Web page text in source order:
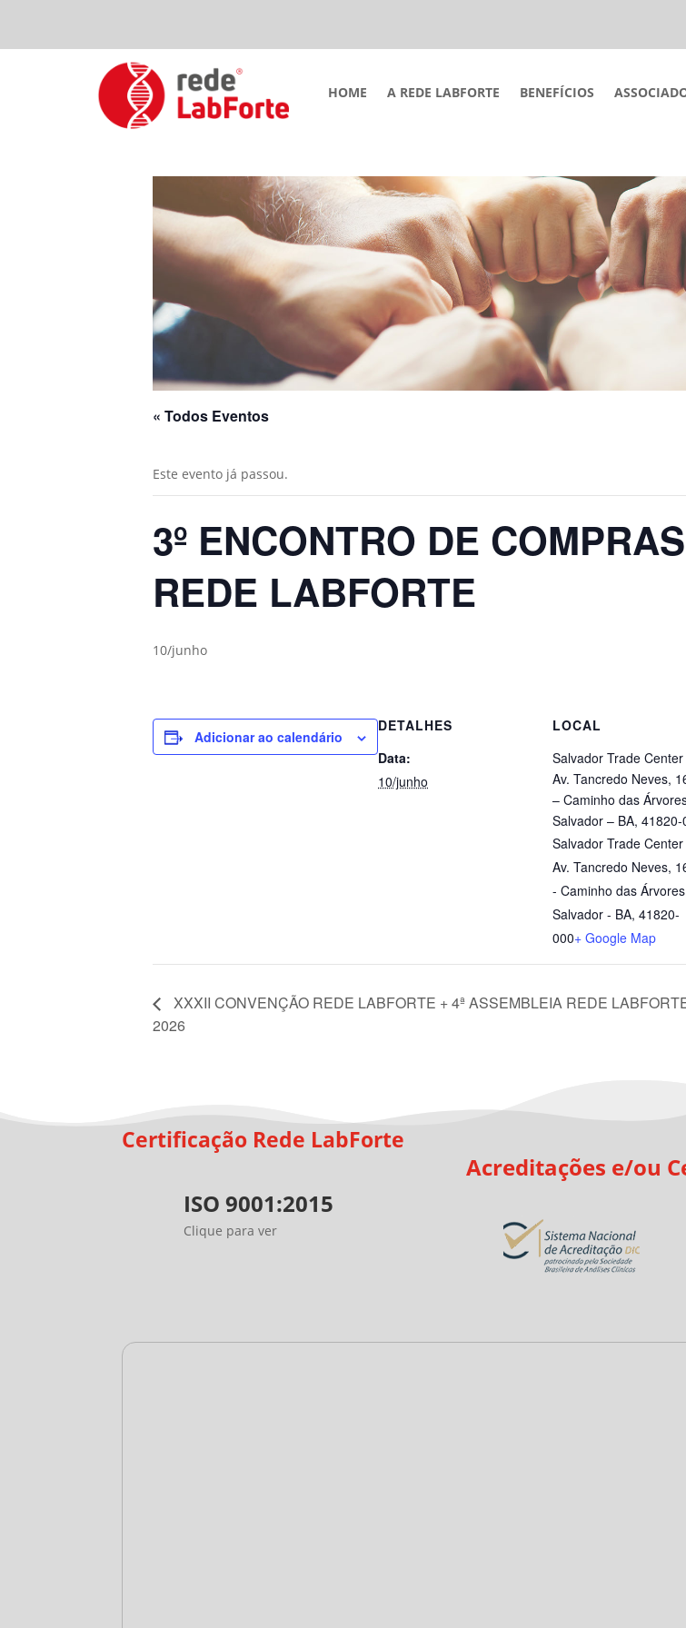
HOME A REDE LABFORTE BENEFÍCIOS
« Todos Eventos
Este evento já passou.
3º ENCONTRO DE
REDE LABFORTE
10/junho
Adicionar ao calendário
DETALHES
Data:
10/junho
LOCAL
Salvador Trade
Av. Tancredo Neves,
– Caminho das
Salvador – BA, 41820-
Salvador Trade Center
Av. Tancredo Neves,
- Caminho das
Salvador - BA, 41820-
000+ Google Map
XXXII CONVENÇÃO REDE LABFORTE + 4ª ASSEMBLEIA REDE
2026
Certificação Rede LabForte
ISO 9001:2015
Clique para ver
Acreditações e/ou